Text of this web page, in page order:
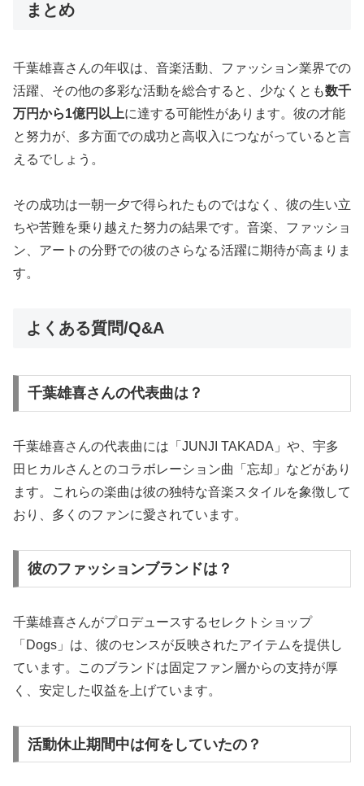
まとめ
千葉雄喜さんの年収は、音楽活動、ファッション業界での
活躍、その他の多彩な活動を総合すると、少なくとも数千
万円から1億円以上に達する可能性があります。彼の才能
と努力が、多方面での成功と高収入につながっていると言
えるでしょう。
その成功は一朝一夕で得られたものではなく、彼の生い立
ちや苦難を乗り越えた努力の結果です。音楽、ファッショ
ン、アートの分野での彼のさらなる活躍に期待が高まりま
す。
よくある質問/Q&A
千葉雄喜さんの代表曲は？
千葉雄喜さんの代表曲には「JUNJI TAKADA」や、宇多
田ヒカルさんとのコラボレーション曲「忘却」などがあり
ます。これらの楽曲は彼の独特な音楽スタイルを象徴して
おり、多くのファンに愛されています。
彼のファッションブランドは？
千葉雄喜さんがプロデュースするセレクトショップ
「Dogs」は、彼のセンスが反映されたアイテムを提供し
ています。このブランドは固定ファン層からの支持が厚
く、安定した収益を上げています。
活動休止期間中は何をしていたの？